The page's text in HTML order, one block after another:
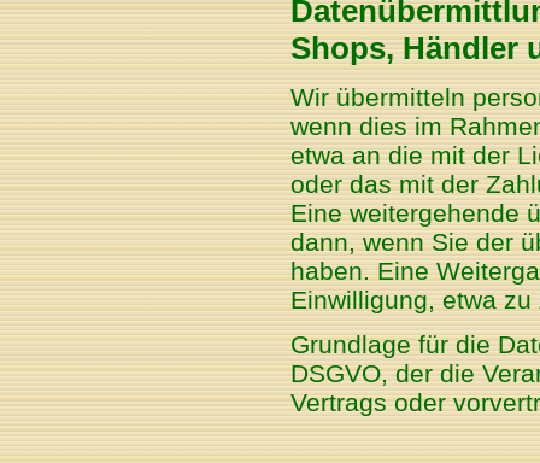
Shops, Händler
Wir übermitteln
wenn dies im
etwa an die mit der
oder das mit der
Eine weitergehende
dann, wenn Sie der
haben. Eine
Einwilligung, etwa
Grundlage für die
DSGVO, der die
Vertrags oder